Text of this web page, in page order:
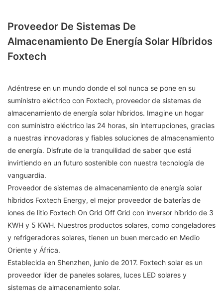
Proveedor De Sistemas De
Almacenamiento De Energía Solar Híbridos
Foxtech
Adéntrese en un mundo donde el sol nunca se pone en su
suministro eléctrico con Foxtech, proveedor de sistemas de
almacenamiento de energía solar híbridos. Imagine un hogar
con suministro eléctrico las 24 horas, sin interrupciones, gracias
a nuestras innovadoras y fiables soluciones de almacenamiento
de energía. Disfrute de la tranquilidad de saber que está
invirtiendo en un futuro sostenible con nuestra tecnología de
vanguardia.
Proveedor de sistemas de almacenamiento de energía solar
híbridos Foxtech Energy, el mejor proveedor de baterías de
iones de litio Foxtech On Grid Off Grid con inversor híbrido de 3
KWH y 5 KWH. Nuestros productos solares, como congeladores
y refrigeradores solares, tienen un buen mercado en Medio
Oriente y África.
Establecida en Shenzhen, junio de 2017. Foxtech solar es un
proveedor líder de paneles solares, luces LED solares y
sistemas de almacenamiento solar.